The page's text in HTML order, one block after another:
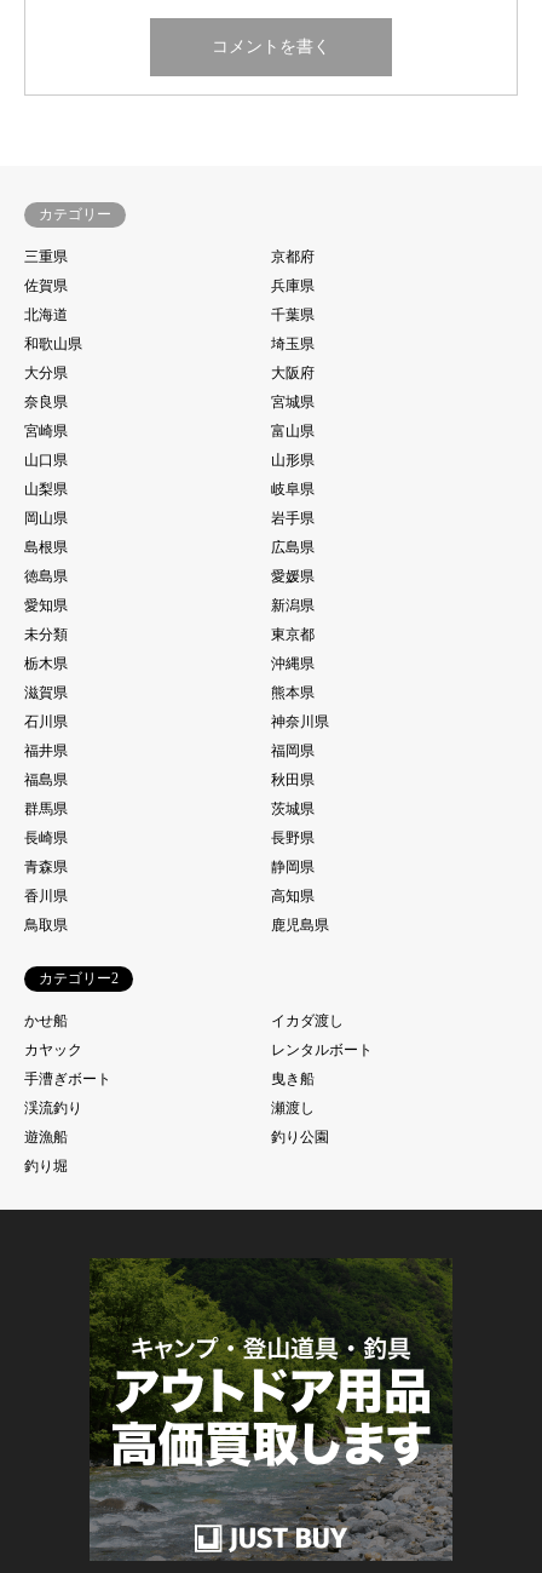
カテゴリー
三重県
京都府
佐賀県
兵庫県
北海道
千葉県
和歌山県
埼玉県
大分県
大阪府
奈良県
宮城県
宮崎県
富山県
山口県
山形県
山梨県
岐阜県
岡山県
岩手県
島根県
広島県
徳島県
愛媛県
愛知県
新潟県
未分類
東京都
栃木県
沖縄県
滋賀県
熊本県
石川県
神奈川県
福井県
福岡県
福島県
秋田県
群馬県
茨城県
長崎県
長野県
青森県
静岡県
香川県
高知県
鳥取県
鹿児島県
カテゴリー2
かせ船
イカダ渡し
カヤック
レンタルボート
手漕ぎボート
曳き船
渓流釣り
瀬渡し
遊漁船
釣り公園
釣り堀